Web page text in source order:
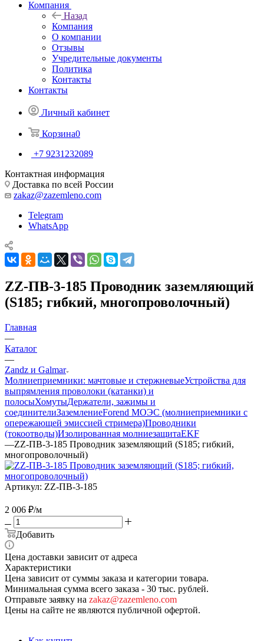
Компания
Назад
Компания
О компании
Отзывы
Учредительные документы
Политика
Контакты
Контакты
Личный кабинет
Корзина0
+7 9231232089
Контактная информация
Доставка по всей России
zakaz@zazemleno.com
Telegram
WhatsApp
ZZ-ПВ-3-185 Проводник заземляющий
(S185; гибкий, многопроволочный)
Главная
—
Каталог
—
Zandz и Galmar
Молниеприемники: мачтовые и стержневыеУстройства для
выпрямления проволоки (катанки) и
полосыХомутыДержатели, зажимы и
соединителиЗаземлениеForend МОЭС (молниеприемники с
опережающей эмиссией стримера)Проводники
(токоотводы)Изолированная молниезащитаEKF
—ZZ-ПВ-3-185 Проводник заземляющий (S185; гибкий,
многопроволочный)
Артикул: ZZ-ПВ-3-185
2 006 ₽/м
Добавить
Цена доставки зависит от адреса
Характеристики
Цена зависит от суммы заказа и категории товара.
Минимальная сумма всего заказа - 30 тыс. рублей.
Отправьте заявку на zakaz@zazemleno.com
Цены на сайте не являются публичной офертой.